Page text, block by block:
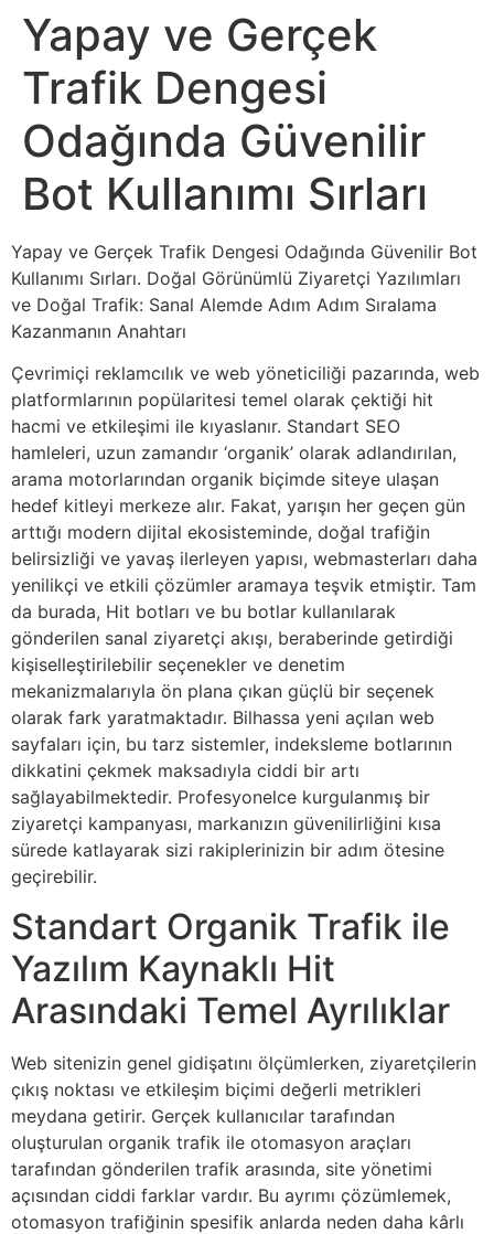
Yapay ve Gerçek
Trafik Dengesi
Odağında Güvenilir
Bot Kullanımı Sırları
Yapay ve Gerçek Trafik Dengesi Odağında Güvenilir Bot
Kullanımı Sırları. Doğal Görünümlü Ziyaretçi Yazılımları
ve Doğal Trafik: Sanal Alemde Adım Adım Sıralama
Kazanmanın Anahtarı
Çevrimiçi reklamcılık ve web yöneticiliği pazarında, web
platformlarının popülaritesi temel olarak çektiği hit
hacmi ve etkileşimi ile kıyaslanır. Standart SEO
hamleleri, uzun zamandır ‘organik’ olarak adlandırılan,
arama motorlarından organik biçimde siteye ulaşan
hedef kitleyi merkeze alır. Fakat, yarışın her geçen gün
arttığı modern dijital ekosisteminde, doğal trafiğin
belirsizliği ve yavaş ilerleyen yapısı, webmasterları daha
yenilikçi ve etkili çözümler aramaya teşvik etmiştir. Tam
da burada, Hit botları ve bu botlar kullanılarak
gönderilen sanal ziyaretçi akışı, beraberinde getirdiği
kişiselleştirilebilir seçenekler ve denetim
mekanizmalarıyla ön plana çıkan güçlü bir seçenek
olarak fark yaratmaktadır. Bilhassa yeni açılan web
sayfaları için, bu tarz sistemler, indeksleme botlarının
dikkatini çekmek maksadıyla ciddi bir artı
sağlayabilmektedir. Profesyonelce kurgulanmış bir
ziyaretçi kampanyası, markanızın güvenilirliğini kısa
sürede katlayarak sizi rakiplerinizin bir adım ötesine
geçirebilir.
Standart Organik Trafik ile
Yazılım Kaynaklı Hit
Arasındaki Temel Ayrılıklar
Web sitenizin genel gidişatını ölçümlerken, ziyaretçilerin
çıkış noktası ve etkileşim biçimi değerli metrikleri
meydana getirir. Gerçek kullanıcılar tarafından
oluşturulan organik trafik ile otomasyon araçları
tarafından gönderilen trafik arasında, site yönetimi
açısından ciddi farklar vardır. Bu ayrımı çözümlemek,
otomasyon trafiğinin spesifik anlarda neden daha kârlı